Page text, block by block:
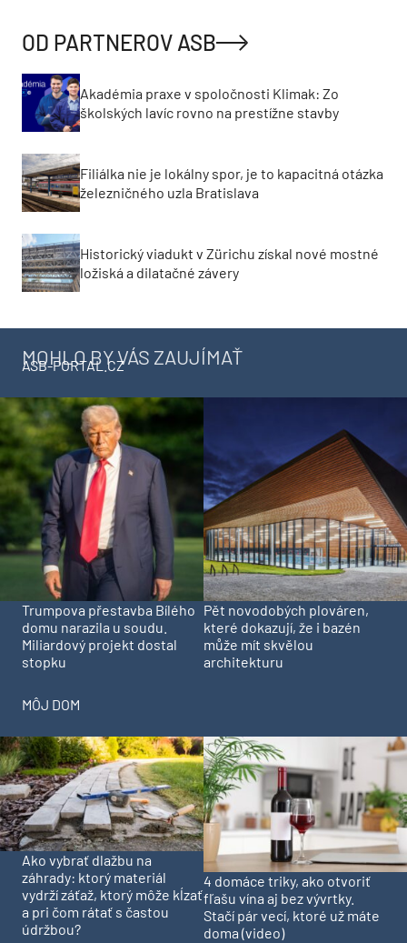
OD PARTNEROV ASB
Akadémia praxe v spoločnosti Klimak: Zo
školských lavíc rovno na prestížne stavby
Filiálka nie je lokálny spor, je to kapacitná otázka
železničného uzla Bratislava
Historický viadukt v Zürichu získal nové mostné
ložiská a dilatačné závery
MOHLO BY VÁS ZAUJÍMAŤ
ASB-PORTAL.CZ
Trumpova přestavba Bílého
domu narazila u soudu.
Miliardový projekt dostal
stopku
Pět novodobých plováren,
které dokazují, že i bazén
může mít skvělou
architekturu
MÔJ DOM
Ako vybrať dlažbu na
záhrady: ktorý materiál
vydrží záťaž, ktorý môže kĺzať
a pri čom rátať s častou
údržbou?
4 domáce triky, ako otvoriť
fľašu vína aj bez vývrtky.
Stačí pár vecí, ktoré už máte
doma (video)